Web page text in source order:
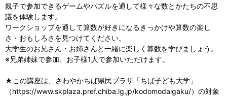
親子で参加できるゲームやパズルを通して様々な数とかたちの不思
議を体験します。
ワークショップを通して算数が好きになるきっかけや算数の楽し
さ・おもしろさを見つけてください。
大学生のお兄さん・お姉さんと一緒に楽しく算数を学びましょう。
※兄弟姉妹で参加、お子様1人で参加いただけます。
★この講座は、さわやかちば県民プラザ「ちば子ども大学」
（https://www.skplaza.pref.chiba.lg.jp/kodomodaigaku/）の対象